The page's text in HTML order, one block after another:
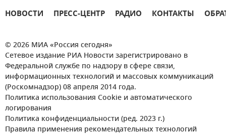
НОВОСТИ ПРЕСС-ЦЕНТР РАДИО КОНТАКТЫ
© 2026 МИА «Россия сегодня»
Сетевое издание РИА Новости зарегистрировано в
Федеральной службе по надзору в сфере связи,
информационных технологий и массовых коммуникаций
(Роскомнадзор) 08 апреля 2014 года.
Политика использования Cookie и автоматического
логирования
Политика конфиденциальности (ред. 2023 г.)
Правила применения рекомендательных технологий